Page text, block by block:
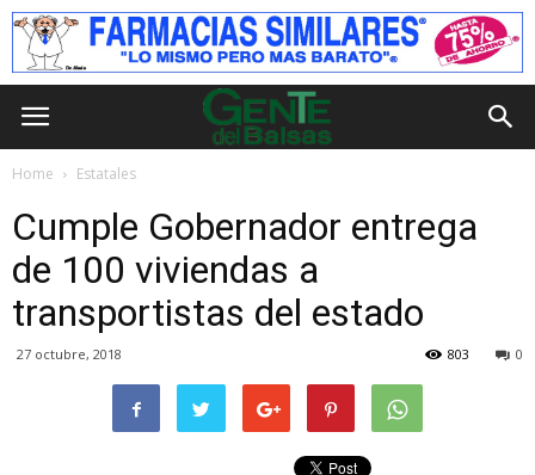
Home Estatales
Cumple Gobernador entrega
de 100 viviendas a
transportistas del estado
27 octubre, 2018 0
803